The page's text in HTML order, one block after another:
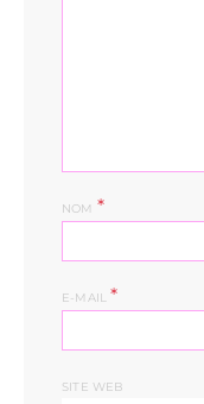
NOM *
E-MAIL*
SITE WEB